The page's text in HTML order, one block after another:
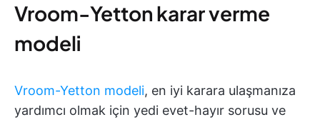
Vroom-Yetton karar verme
modeli
Vroom-Yetton modeli, en iyi karara ulaşmanıza
yardımcı olmak için yedi evet-hayır sorusu ve